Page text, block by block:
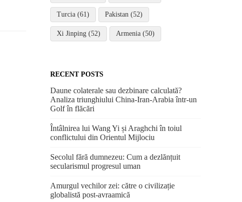
Turcia (61) Pakistan (52)
Xi Jinping (52) Armenia (50)
RECENT POSTS
Daune colaterale sau dezbinare calculată?
Analiza triunghiului China-Iran-Arabia într-un
Golf în flăcări
Întâlnirea lui Wang Yi și Araghchi în toiul
conflictului din Orientul Mijlociu
Secolul fără dumnezeu: Cum a dezlănțuit
secularismul progresul uman
Amurgul vechilor zei: către o civilizație
globalistă post-avraamică